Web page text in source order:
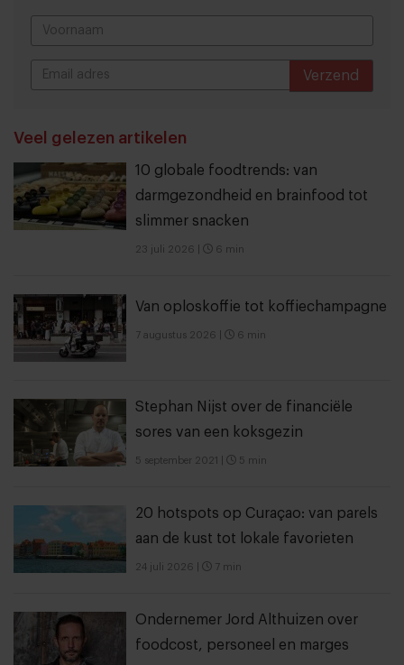
Verzend
Veel gelezen artikelen
10 globale foodtrends: van
darmgezondheid en brainfood tot
slimmer snacken
23 juli 2026 6 min
Van oploskoffie tot koffiechampagne
7 augustus 2026 6 min
Stephan Nijst over de financiële
sores van een koksgezin
5 september 2021 5 min
20 hotspots op Curaçao: van parels
aan de kust tot lokale favorieten
24 juli 2026 7 min
Ondernemer Jord Althuizen over
foodcost, personeel en marges